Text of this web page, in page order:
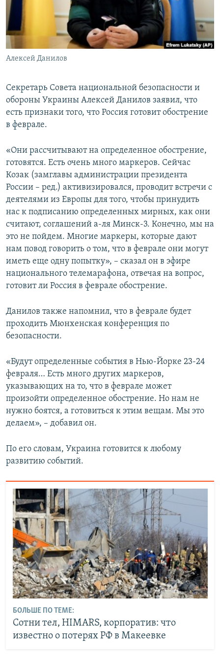
ПОБЕДИТЕЛЕЙ НЕ СУДЯТ?
КРЫМ.НЕПОКОРЕННЫЙ
УКРАИНСКАЯ ПРОБЛЕМА КРЫМА
ПРИСОЕДИНЯЙТЕСЬ!
Алексей Данилов
Секретарь Совета национальной безопасности и
обороны Украины Алексей Данилов заявил, что
есть признаки того, что Россия готовит обострение
в феврале.
«Они рассчитывают на определенное обострение,
готовятся. Есть очень много маркеров. Сейчас
Козак (замглавы администрации президента
России – ред.) активизировался, проводит встречи с
деятелями из Европы для того, чтобы принудить
нас к подписанию определенных мирных, как они
считают, соглашений а-ля Минск-3. Конечно, мы на
это не пойдем. Многие маркеры, которые дают
нам повод говорить о том, что в феврале они могут
иметь еще одну попытку», – сказал он в эфире
национального телемарафона, отвечая на вопрос,
готовит ли Россия в феврале обострение.
Данилов также напомнил, что в феврале будет
проходить Мюнхенская конференция по
безопасности.
«Будут определенные события в Нью-Йорке 23-24
февраля… Есть много других маркеров,
указывающих на то, что в феврале может
произойти определенное обострение. Но нам не
нужно боятся, а готовиться к этим вещам. Мы это
делаем», – добавил он.
По его словам, Украина готовится к любому
развитию событий.
БОЛЬШЕ ПО ТЕМЕ:
Сотни тел, HIMARS, корпоратив: что
известно о потерях РФ в Макеевке